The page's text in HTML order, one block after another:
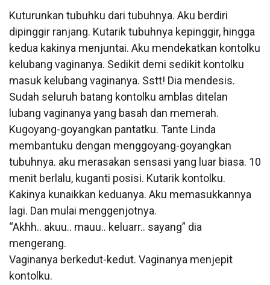
Kuturunkan tubuhku dari tubuhnya. Aku berdiri
dipinggir ranjang. Kutarik tubuhnya kepinggir, hingga
kedua kakinya menjuntai. Aku mendekatkan kontolku
kelubang vaginanya. Sedikit demi sedikit kontolku
masuk kelubang vaginanya. Sstt! Dia mendesis.
Sudah seluruh batang kontolku amblas ditelan
lubang vaginanya yang basah dan memerah.
Kugoyang-goyangkan pantatku. Tante Linda
membantuku dengan menggoyang-goyangkan
tubuhnya. aku merasakan sensasi yang luar biasa. 10
menit berlalu, kuganti posisi. Kutarik kontolku.
Kakinya kunaikkan keduanya. Aku memasukkannya
lagi. Dan mulai menggenjotnya.
“Akhh.. akuu.. mauu.. keluarr.. sayang” dia
mengerang.
Vaginanya berkedut-kedut. Vaginanya menjepit
kontolku.